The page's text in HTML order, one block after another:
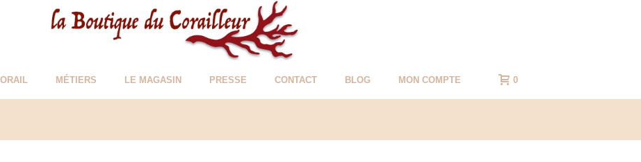
MÉTIERS LE MAGASIN PRESSE CONTACT BLOG MON COMPTE 0